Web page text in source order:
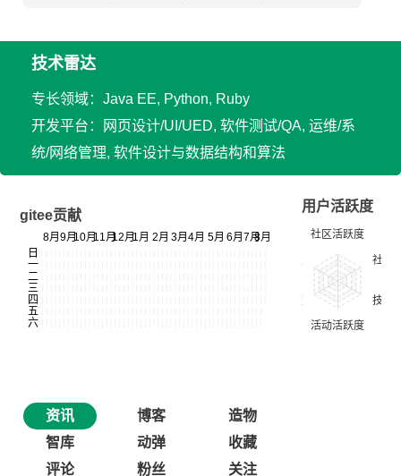
技术雷达
专长领域：Java EE, Python, Ruby
开发平台：网页设计/UI/UED, 软件测试/QA, 运维/系
统/网络管理, 软件设计与数据结构和算法
gitee贡献
用户活跃度
资讯 博客
造物
智库
动弹
收藏
评论
粉丝 关注